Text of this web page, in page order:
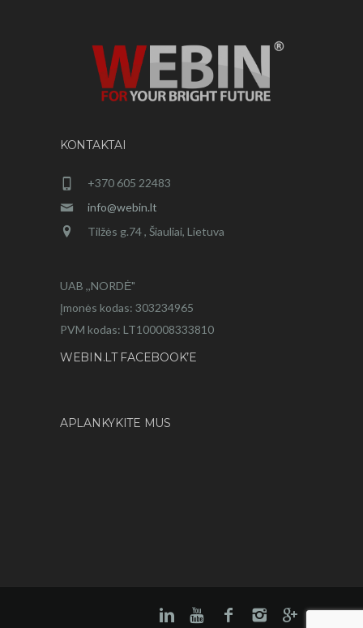
KONTAKTAI
+370 605 22483
info@webin.lt
Tilžės g.74 , Šiauliai, Lietuva
UAB ,,NORDĖ"
Įmonės kodas: 303234965
PVM kodas: LT100008333810
WEBIN.LT FACEBOOK’E
APLANKYKITE MUS